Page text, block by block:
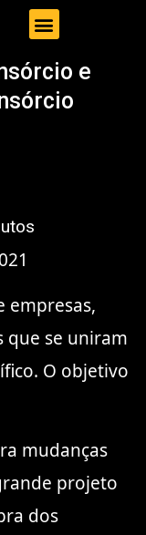
e
empresas,
que se uniram
O objetivo
mudanças
projeto
dos